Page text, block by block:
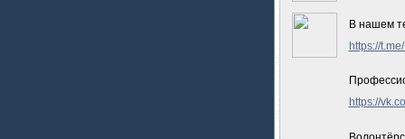
В нашем
https://
https://